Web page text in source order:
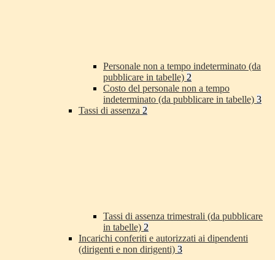
Personale non a tempo indeterminato (da
pubblicare in tabelle) 2
Costo del personale non a tempo
indeterminato (da pubblicare in tabelle) 3
Tassi di assenza 2
Tassi di assenza trimestrali (da pubblicare
in tabelle) 2
Incarichi conferiti e autorizzati ai dipendenti
(dirigenti e non dirigenti) 3